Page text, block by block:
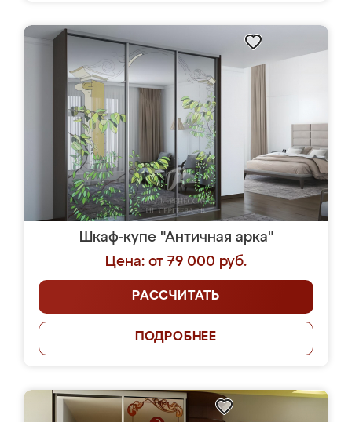
Шкаф-купе "Античная арка"
Цена: от 79 000 руб.
РАССЧИТАТЬ
ПОДРОБНЕЕ